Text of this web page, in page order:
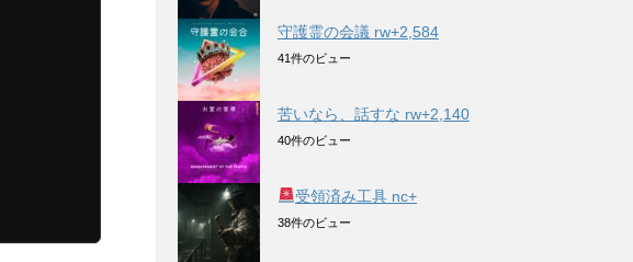
守護霊の会議 rw+2,584
41件のビュー
苦いなら、話すな rw+2,140
40件のビュー
受領済み工具 nc+
38件のビュー